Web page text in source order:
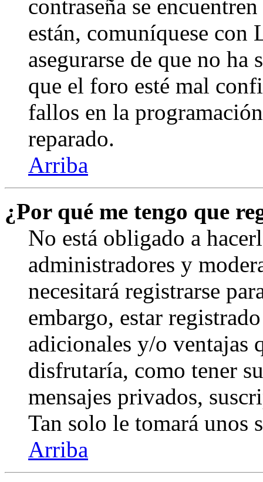
contraseña se
están, comuníquese
asegurarse de que no
que el foro esté mal
fallos en la
reparado.
Arriba
¿Por qué me tengo que
No está obligado a
administradores y
necesitará registrarse
embargo, estar
adicionales y/o ventajas
disfrutaría, como tener
mensajes privados,
Tan solo le tomará unos
Arriba